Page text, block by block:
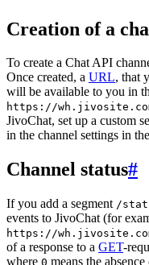
Creation of a
To create a Chat API
Once created, a URL, that
will be available to you in
https://
JivoChat, set up a custom
in the channel settings in
Channel status#
If you add a segment /
events to JivoChat (for
https://
of a response to a GET-
where 0 means the